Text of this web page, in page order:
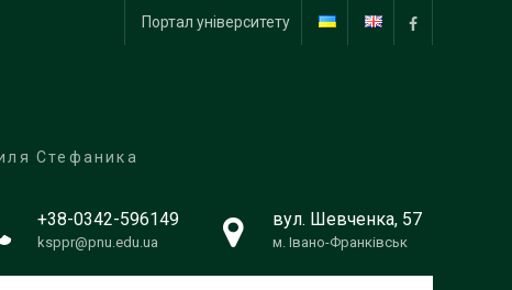
facebook
Портал університету
Стефаника
+38-0342-596149
ksppr@pnu.edu.ua
вул. Шевченка, 57
м. Івано-Франківськ